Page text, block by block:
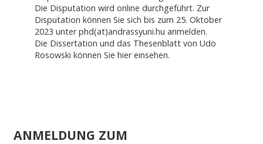
Die Disputation wird online durchgeführt. Zur
Disputation können Sie sich bis zum 25. Oktober
2023 unter phd(at)andrassyuni.hu anmelden.
Die Dissertation und das Thesenblatt von Udo
Rosowski können Sie hier einsehen.
ANMELDUNG ZUM